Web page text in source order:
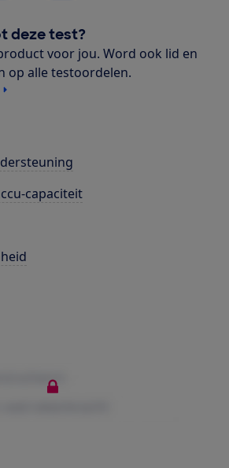
deze test?
voor jou. Word ook lid en
op alle testoordelen.
capaciteit